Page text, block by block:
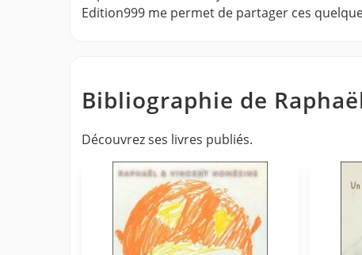
Edition999 me permet de partager ces
Bibliographie de
Découvrez ses livres publiés.